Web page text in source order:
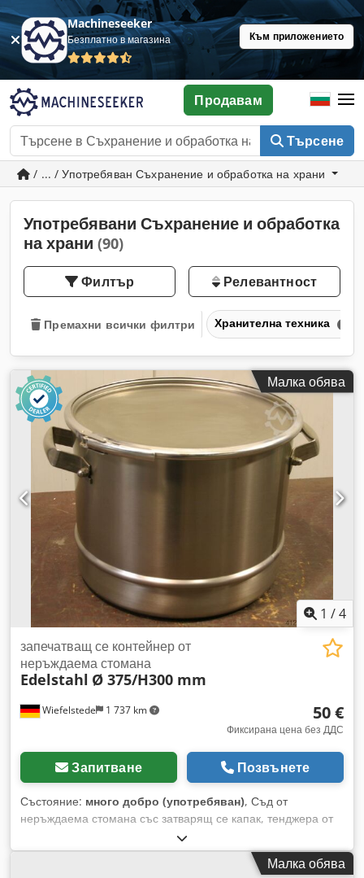
Machineseeker
Безплатно в магазина Към приложението
Търсене
Продавам
/ ... / Употребяван Съхранение и обработка на храни
Употребявани Съхранение и обработка
на храни (90)
Филтър Релевантност
Премахни всички филтри Хранителна техника
Малка обява
1 /4
Wiefelstede 1 737 km
запечатващ се контейнер от
неръждаема стомана
Edelstahl Ø 375/H300 mm
50 €
Фиксирана цена без ДДС
Запитване Позвънете
Състояние: много добро (употребяван), Съд от
неръждаема стомана със затварящ се капак, тенджера от
неръждаема стомана, готварска тенджера от неръждаема
стомана -Неръждаема стомана: Тенджера от неръждаема
стомана -Вътрешни размери: 375 мм Dsdpsb Uhmrsfx Ac
Малка обява